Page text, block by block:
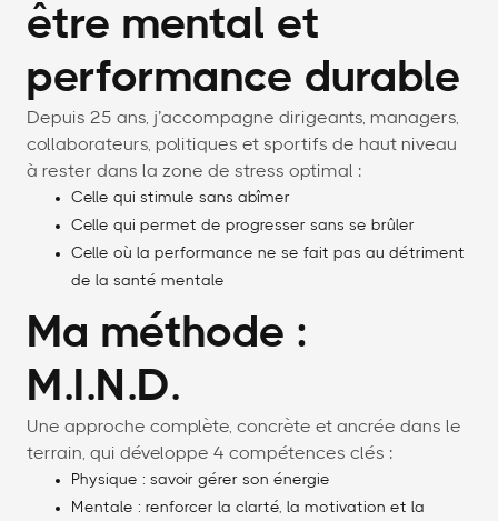
être mental et
performance durable
Depuis 25 ans, j’accompagne dirigeants, managers,
collaborateurs, politiques et sportifs de haut niveau
à rester dans la zone de stress optimal :
Celle qui stimule sans abîmer
Celle qui permet de progresser sans se brûler
Celle où la performance ne se fait pas au détriment
de la santé mentale
Ma méthode :
M.I.N.D.
Une approche complète, concrète et ancrée dans le
terrain, qui développe 4 compétences clés :
Physique : savoir gérer son énergie
Mentale : renforcer la clarté, la motivation et la